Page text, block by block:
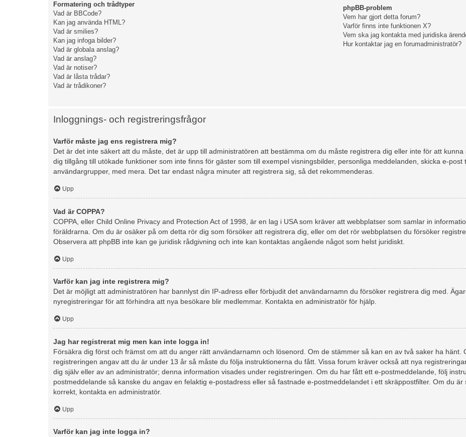
Formatering och trådtyper
Vad är BBCode?
Kan jag använda HTML?
Vad är smilies?
Kan jag infoga bilder?
Vad är globala anslag?
Vad är anslag?
Vad är notiser?
Vad är låsta trådar?
Vad är trådikoner?
phpBB-problem
Vem har gjort detta forum?
Varför finns inte funktionen X?
Vem ska jag kontakta med juridiska
Hur kontaktar jag en forumadministratör?
Inloggnings- och registreringsfrågor
Varför måste jag ens registrera mig?
Det är det inte säkert att du måste, det är upp till administratören att bestämma om du måste registrera dig eller inte för att
dig tillgång till utökade funktioner som inte finns för gäster som till exempel visningsbilder, personliga meddelanden, skicka e-
användargrupper, med mera. Det tar endast några minuter att registrera sig, så det rekommenderas.
Upp
Vad är COPPA?
COPPA, eller Child Online Privacy and Protection Act of 1998, är en lag i USA som kräver att webbplatser som samlar in
föräldrarna. Om du är osäker på om detta rör dig som försöker att registrera dig, eller om det rör webbplatsen du försöker
Observera att phpBB inte kan ge juridisk rådgivning och inte kan kontaktas angående något som helst juridiskt.
Upp
Varför kan jag inte registrera mig?
Det är möjligt att administratören har bannlyst din IP-adress eller förbjudit det användarnamn du försöker registrera dig med.
nyregistreringar för att förhindra att nya besökare blir medlemmar. Kontakta en administratör för hjälp.
Upp
Jag har registrerat mig men kan inte logga in!
Försäkra dig först och främst om att du anger rätt användarnamn och lösenord. Om de stämmer så kan en av två saker ha hänt.
registreringen angav att du är under 13 år så måste du följa instruktionerna du fått. Vissa forum kräver också att nya
dig själv eller av an administratör; denna information visades under registreringen. Om du har fått ett e-postmeddelande, följ
postmeddelande så kanske du angav en felaktig e-postadress eller så fastnade e-postmeddelandet i ett skräppostfilter. Om du
korrekt, kontakta en administratör.
Upp
Varför kan jag inte logga in?